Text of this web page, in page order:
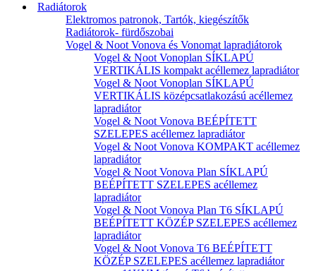
Radiátorok
Elektromos patronok, Tartók, kiegészítők
Radiátorok- fürdőszobai
Vogel & Noot Vonova és Vonomat lapradiátorok
Vogel & Noot Vonoplan SÍKLAPÚ
VERTIKÁLIS kompakt acéllemez lapradiátor
Vogel & Noot Vonoplan SÍKLAPÚ
VERTIKÁLIS középcsatlakozású acéllemez
lapradiátor
Vogel & Noot Vonova BEÉPÍTETT
SZELEPES acéllemez lapradiátor
Vogel & Noot Vonova KOMPAKT acéllemez
lapradiátor
Vogel & Noot Vonova Plan SÍKLAPÚ
BEÉPÍTETT SZELEPES acéllemez
lapradiátor
Vogel & Noot Vonova Plan T6 SÍKLAPÚ
BEÉPÍTETT KÖZÉP SZELEPES acéllemez
lapradiátor
Vogel & Noot Vonova T6 BEÉPÍTETT
KÖZÉP SZELEPES acéllemez lapradiátor